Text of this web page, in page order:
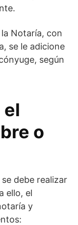
Notaría, con
se le adicione
según
el
o
debe realizar
ello, el
y